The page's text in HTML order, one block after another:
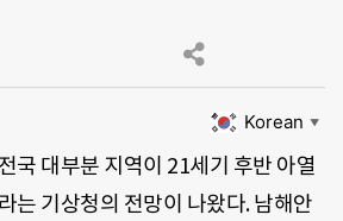
Korean ▼
국 대부분 지역이 21세기 후반 아열
는 기상청의 전망이 나왔다. 남해안